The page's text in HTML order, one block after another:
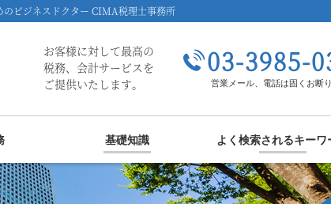
のビジネスドクター CIMA税理士事務所
お客様に対して最高の
税務、会計サービスを
ご提供いたします。
03-3985-
営業メール、電話は固くお断
基礎知識 よく検索されるキーワ